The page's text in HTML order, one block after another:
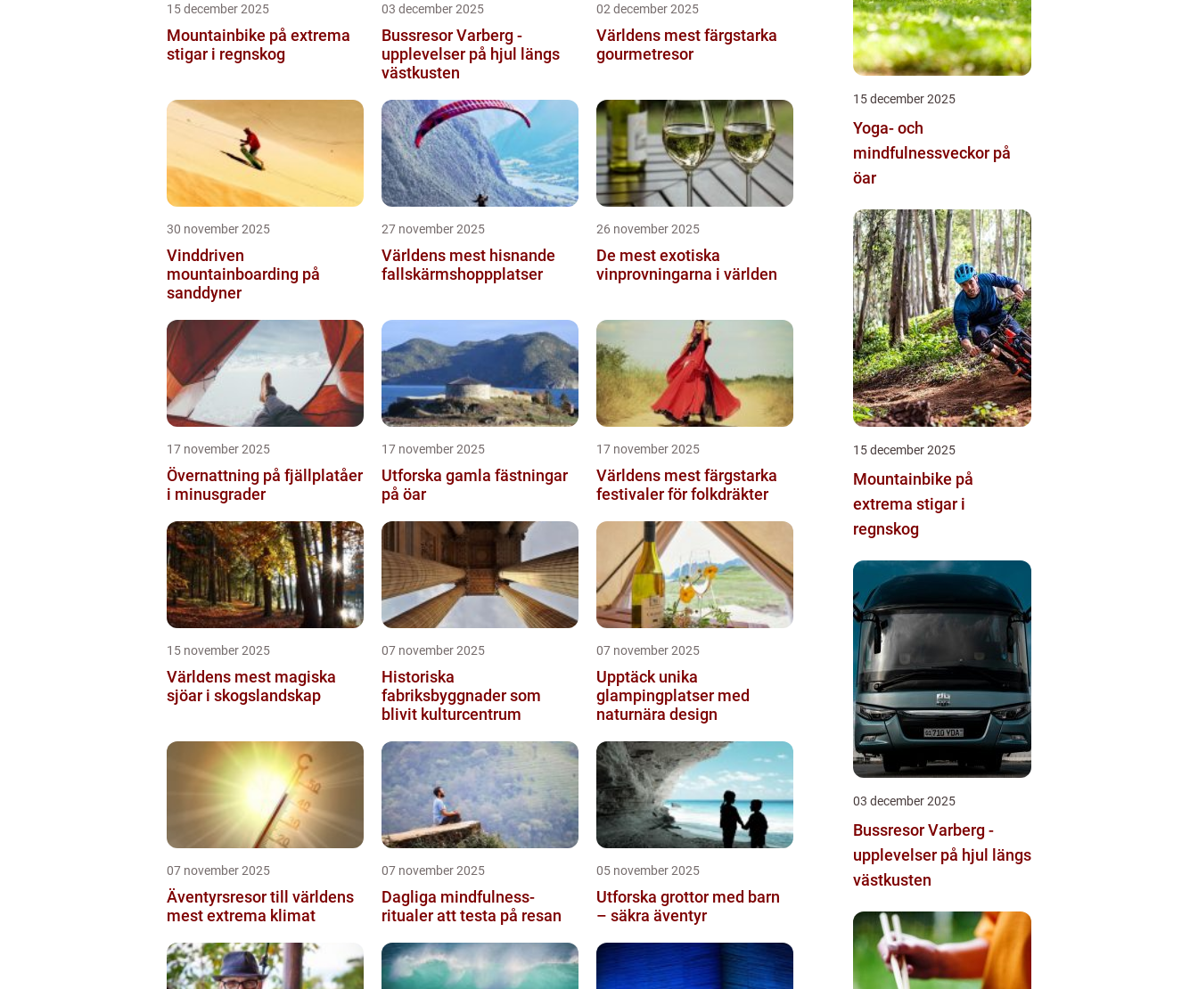
15 december 2025
Mountainbike på extrema
stigar i regnskog
03 december 2025
Bussresor Varberg -
upplevelser på hjul längs
västkusten
02 december 2025
Världens mest färgstarka
gourmetresor
30 november 2025
Vinddriven
mountainboarding på
sanddyner
27 november 2025
Världens mest hisnande
fallskärmshoppplatser
26 november 2025
De mest exotiska
vinprovningarna i världen
17 november 2025
Övernattning på fjällplatåer
i minusgrader
17 november 2025
Utforska gamla fästningar
på öar
17 november 2025
Världens mest färgstarka
festivaler för folkdräkter
15 november 2025
Världens mest magiska
sjöar i skogslandskap
07 november 2025
Historiska
fabriksbyggnader som
blivit kulturcentrum
07 november 2025
Upptäck unika
glampingplatser med
naturnära design
07 november 2025
Äventyrsresor till världens
mest extrema klimat
07 november 2025
Dagliga mindfulness-
ritualer att testa på resan
05 november 2025
Utforska grottor med barn
– säkra äventyr
15 december 2025
Yoga- och
mindfulnessveckor på
öar
15 december 2025
Mountainbike på
extrema stigar i
regnskog
03 december 2025
Bussresor Varberg -
upplevelser på hjul längs
västkusten